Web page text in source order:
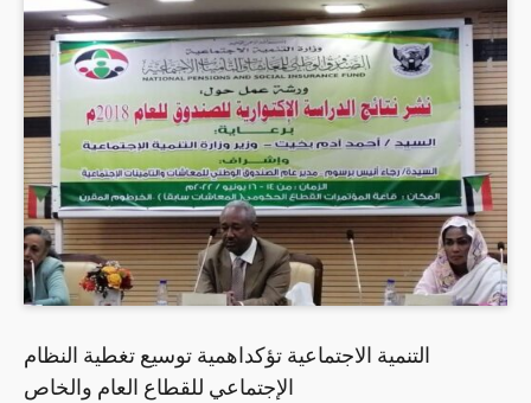
التنمية الاجتماعية تؤكداهمية توسيع تغطية النظام
الإجتماعي للقطاع العام والخاص